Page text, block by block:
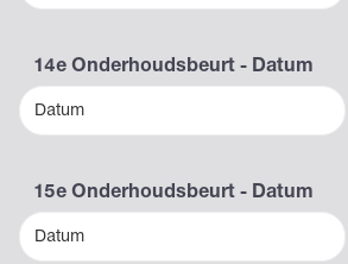
14e Onderhoudsbeurt - Datum
Datum
15e Onderhoudsbeurt - Datum
Datum